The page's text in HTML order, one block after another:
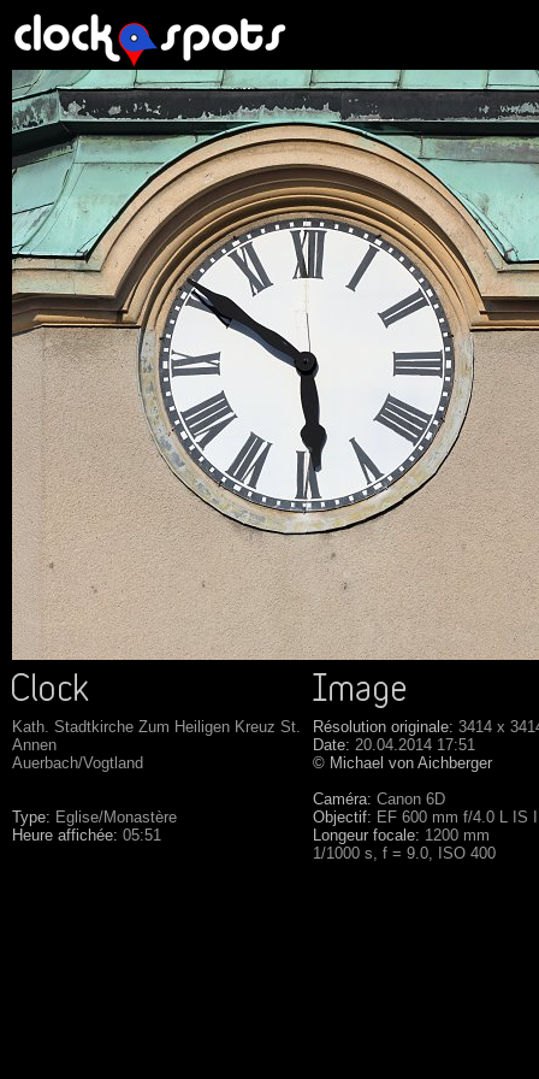
Kath. Stadtkirche Zum Heiligen Kreuz St.
Annen
Auerbach/Vogtland
Type: Eglise/Monastère
Heure affichée: 05:51
Résolution originale: 3414 x
Date: 20.04.2014 17:51
© Michael von Aichberger
Caméra: Canon 6D
Objectif: EF 600 mm f/4.0 L IS
Longeur focale: 1200 mm
1/1000 s, f = 9.0, ISO 400